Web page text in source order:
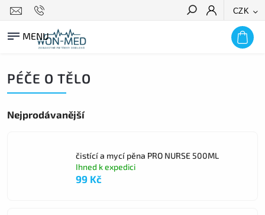
CZK
HLEDAT
PÉČE O TĚLO
Nejprodávanější
čistící a mycí pěna PRO NURSE 500ML
Ihned k expedici
99 Kč